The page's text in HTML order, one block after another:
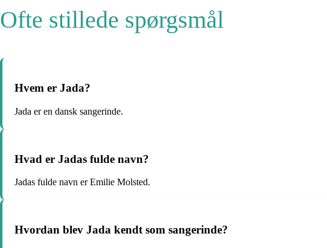
Ofte stillede spørgsmål
Hvem er Jada?
Jada er en dansk sangerinde.
Hvad er Jadas fulde navn?
Jadas fulde navn er Emilie Molsted.
Hvordan blev Jada kendt som sangerinde?